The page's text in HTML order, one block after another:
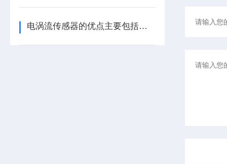
电涡流传感器的优点主要包括哪几点？